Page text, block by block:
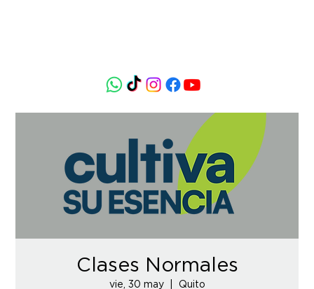
Clases Normales
vie, 30 may
  |
Quito